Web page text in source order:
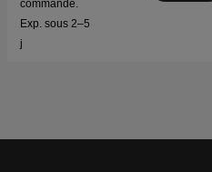
commande.
Exp. sous 2–5
j